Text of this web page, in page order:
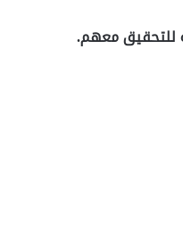
للتحقيق معهم.